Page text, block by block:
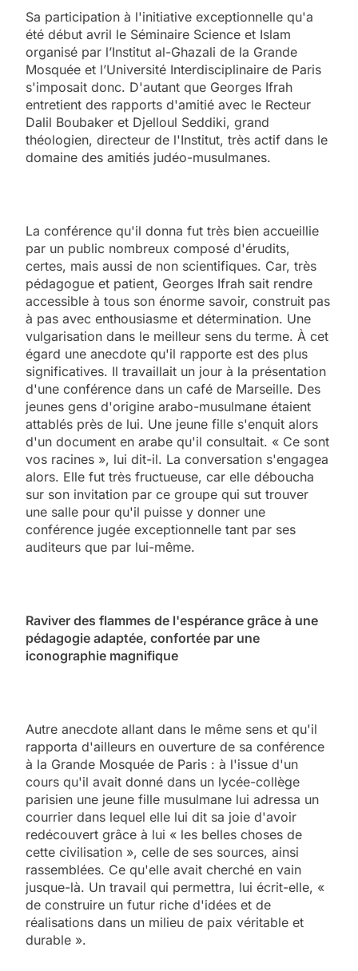
Sa participation à l'initiative exceptionnelle qu'a
été début avril le Séminaire Science et Islam
organisé par l’Institut al-Ghazali de la Grande
Mosquée et l’Université Interdisciplinaire de Paris
s'imposait donc. D'autant que Georges Ifrah
entretient des rapports d'amitié avec le Recteur
Dalil Boubaker et Djelloul Seddiki, grand
théologien, directeur de l'Institut, très actif dans le
domaine des amitiés judéo-musulmanes.
La conférence qu'il donna fut très bien accueillie
par un public nombreux composé d'érudits,
certes, mais aussi de non scientifiques. Car, très
pédagogue et patient, Georges Ifrah sait rendre
accessible à tous son énorme savoir, construit pas
à pas avec enthousiasme et détermination. Une
vulgarisation dans le meilleur sens du terme. À cet
égard une anecdote qu'il rapporte est des plus
significatives. Il travaillait un jour à la présentation
d'une conférence dans un café de Marseille. Des
jeunes gens d'origine arabo-musulmane étaient
attablés près de lui. Une jeune fille s'enquit alors
d'un document en arabe qu'il consultait. « Ce sont
vos racines », lui dit-il. La conversation s'engagea
alors. Elle fut très fructueuse, car elle déboucha
sur son invitation par ce groupe qui sut trouver
une salle pour qu'il puisse y donner une
conférence jugée exceptionnelle tant par ses
auditeurs que par lui-même.
Raviver des flammes de l'espérance grâce à une
pédagogie adaptée, confortée par une
iconographie magnifique
Autre anecdote allant dans le même sens et qu'il
rapporta d'ailleurs en ouverture de sa conférence
à la Grande Mosquée de Paris : à l'issue d'un
cours qu'il avait donné dans un lycée-collège
parisien une jeune fille musulmane lui adressa un
courrier dans lequel elle lui dit sa joie d'avoir
redécouvert grâce à lui « les belles choses de
cette civilisation », celle de ses sources, ainsi
rassemblées. Ce qu'elle avait cherché en vain
jusque-là. Un travail qui permettra, lui écrit-elle, «
de construire un futur riche d'idées et de
réalisations dans un milieu de paix véritable et
durable ».